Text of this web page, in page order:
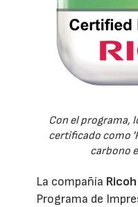
Con el programa,
certificado como
carbono
La compañía
Programa de